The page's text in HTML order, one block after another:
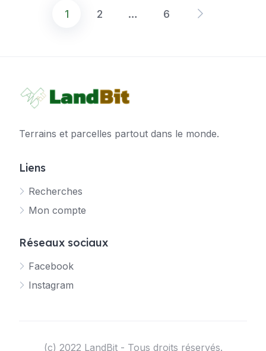
Navigation
1 2 … 6
Terrains et parcelles partout dans le monde.
Liens
Recherches
Mon compte
Réseaux sociaux
Facebook
Instagram
(c) 2022 LandBit - Tous droits réservés.